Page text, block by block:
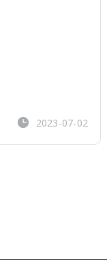
2023-07-02